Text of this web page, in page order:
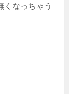
くなっちゃう